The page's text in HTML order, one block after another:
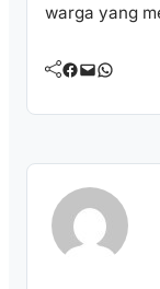
warga yang
Facebook Mail WhatsApp